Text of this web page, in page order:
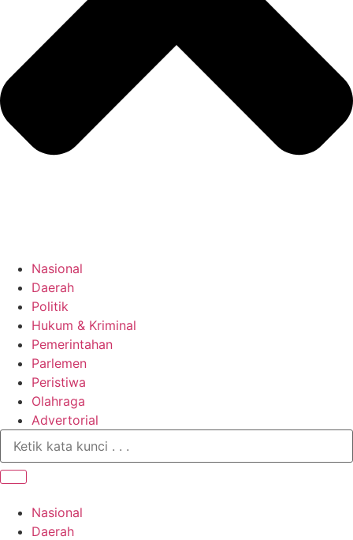
Nasional
Daerah
Politik
Hukum & Kriminal
Pemerintahan
Parlemen
Peristiwa
Olahraga
Advertorial
Nasional
Daerah